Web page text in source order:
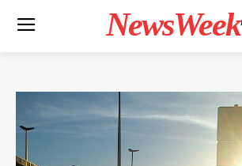
NewsWeek